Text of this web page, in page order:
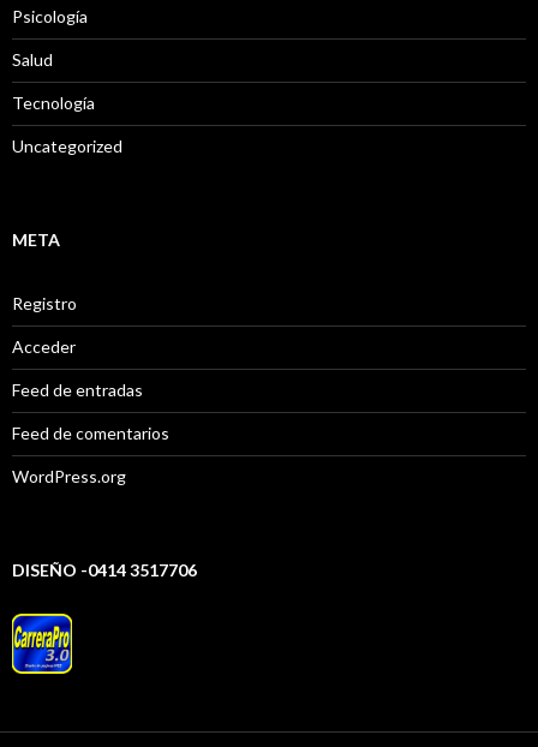
Psicología
Salud
Tecnología
Uncategorized
META
Registro
Acceder
Feed de entradas
Feed de comentarios
WordPress.org
DISEÑO -0414 3517706